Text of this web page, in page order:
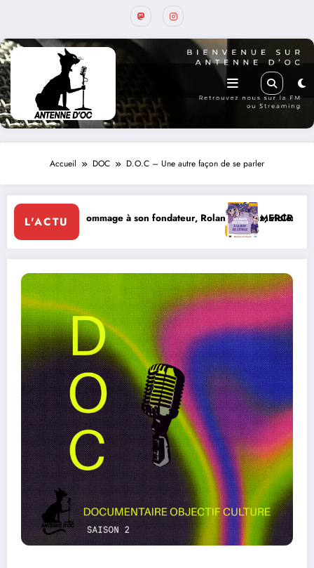
Accueil DOC D.O.C – Une autre façon de se parler
L'ACTU
à son fondateur, Roland Pidoux, violoncelliste, le vendredi 07
MERCREDI 12 AOUT, ECLIPSE